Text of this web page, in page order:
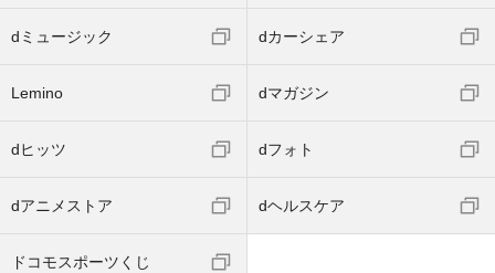
dミュージック dカーシェア
Lemino dマガジン
dヒッツ dフォト
dアニメストア dヘルスケア
ドコモスポーツくじ